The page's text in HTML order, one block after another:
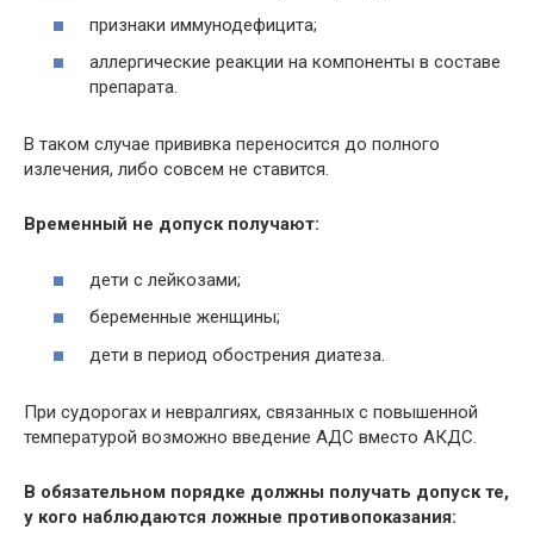
признаки иммунодефицита;
аллергические реакции на компоненты в составе
препарата.
В таком случае прививка переносится до полного
излечения, либо совсем не ставится.
Временный не допуск получают:
дети с лейкозами;
беременные женщины;
дети в период обострения диатеза.
При судорогах и невралгиях, связанных с повышенной
температурой возможно введение АДС вместо АКДС.
В обязательном порядке должны получать допуск те,
у кого наблюдаются ложные противопоказания: